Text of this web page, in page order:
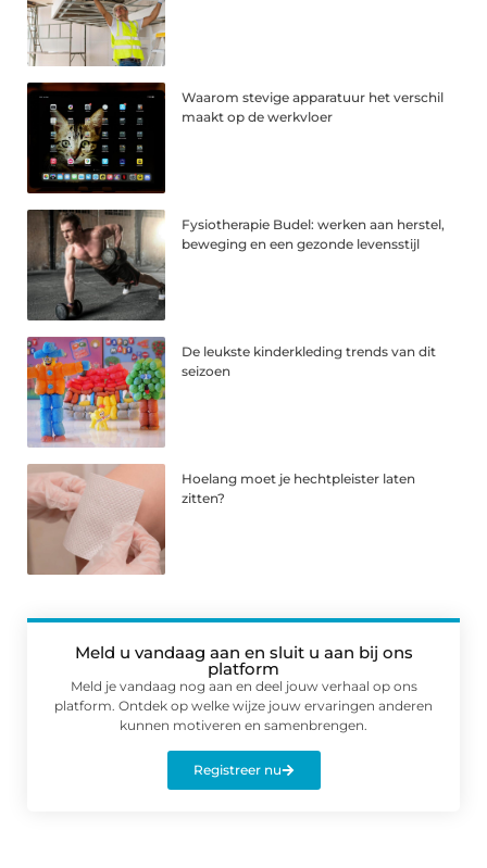
Waarom stevige apparatuur het verschil
maakt op de werkvloer
Fysiotherapie Budel: werken aan herstel,
beweging en een gezonde levensstijl
De leukste kinderkleding trends van dit
seizoen
Hoelang moet je hechtpleister laten
zitten?
Meld u vandaag aan en sluit u aan bij ons
platform
Meld je vandaag nog aan en deel jouw verhaal op ons
platform. Ontdek op welke wijze jouw ervaringen anderen
kunnen motiveren en samenbrengen.
Registreer nu